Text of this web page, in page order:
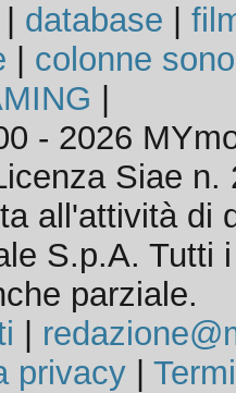
database
colonne
- 2026
Siae n.
all'attività di
S.p.A. Tutti
parziale.
privacy|